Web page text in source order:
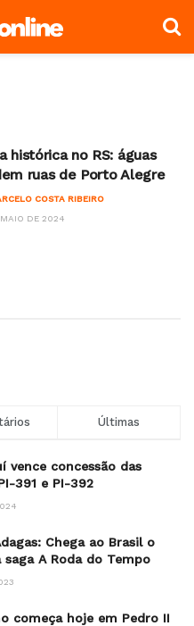
histórica no RS: águas
ruas de Porto Alegre
COSTA RIBEIRO
DE 2024
Últimas
vence concessão das
391 e PI-392
Chega ao Brasil o
A Roda do Tempo
começa hoje em Pedro II